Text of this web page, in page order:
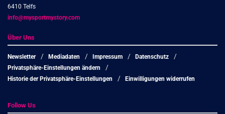
6410 Telfs
info@mysportmystory.com
Über Uns
Newsletter Mediadaten Impressum
Datenschutz
Privatsphäre-Einstellungen ändern
Historie der Privatsphäre-Einstellungen
Einwilligungen widerrufen
Follow Us